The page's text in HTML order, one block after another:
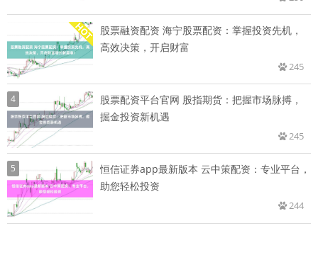
股票融资配资 海宁股票配资：掌握投资先机，
高效决策，开启财富
245
4
股票配资平台官网 股指期货：把握市场脉搏，
掘金投资新机遇
245
5
恒信证券app最新版本 云中策配资：专业平台，
助您轻松投资
244